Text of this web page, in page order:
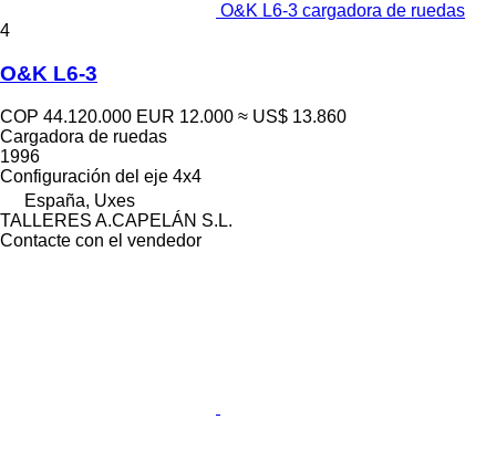
O&K L6-3 cargadora de ruedas
4
O&K L6-3
COP 44.120.000 EUR 12.000 ≈ US$ 13.860
Cargadora de ruedas
1996
Configuración del eje 4x4
España, Uxes
TALLERES A.CAPELÁN S.L.
Contacte con el vendedor